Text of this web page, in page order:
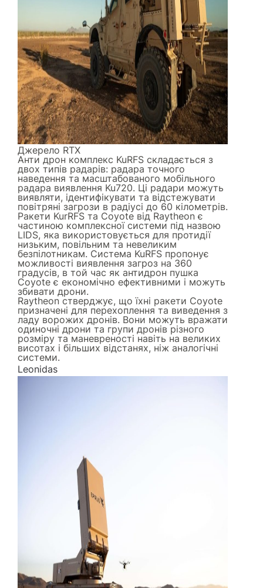
Джерело RTX
Анти дрон комплекс KuRFS складається з
двох типів радарів: радара точного
наведення та масштабованого мобільного
радара виявлення Ku720. Ці радари можуть
виявляти, ідентифікувати та відстежувати
повітряні загрози в радіусі до 60 кілометрів.
Ракети KurRFS та Coyote від Raytheon є
частиною комплексної системи під назвою
LIDS, яка використовується для протидії
низьким, повільним та невеликим
безпілотникам. Система KuRFS пропонує
можливості виявлення загроз на 360
градусів, в той час як антидрон пушка
Coyote є економічно ефективними і можуть
збивати дрони.
Raytheon стверджує, що їхні ракети Coyote
призначені для перехоплення та виведення з
ладу ворожих дронів. Вони можуть вражати
одиночні дрони та групи дронів різного
розміру та маневреності навіть на великих
висотах і більших відстанях, ніж аналогічні
системи.
Leonidas